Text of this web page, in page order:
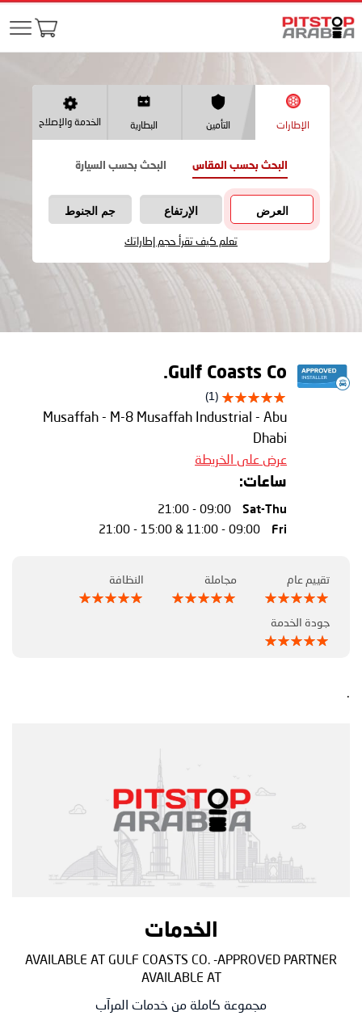
الإطارات التأمين البطارية الخدمة والإصلاح
البحث بحسب المقاس البحث بحسب السيارة
العرض الإرتفاع جم الجنوط
تعلم كيف تقرأ حجم إطاراتك
Gulf Coasts Co.
(1)
Musaffah - M-8 Musaffah Industrial - Abu
Dhabi
عرض على الخريطة
ساعات:
Sat-Thu
09:00 - 21:00
Fri
09:00 - 11:00 & 15:00 - 21:00
تقييم عام مجاملة النظافة
جودة الخدمة
.
الخدمات
AVAILABLE AT GULF COASTS CO. -APPROVED PARTNER
AVAILABLE AT
مجموعة كاملة من خدمات المرآب